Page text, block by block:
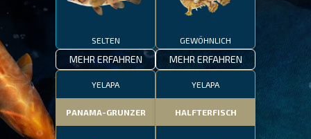
SELTEN
MEHR ERFAHREN
GEWÖHNLICH
MEHR ERFAHREN
YELAPA
PANAMA-GRUNZER
YELAPA
HALFTERFISCH